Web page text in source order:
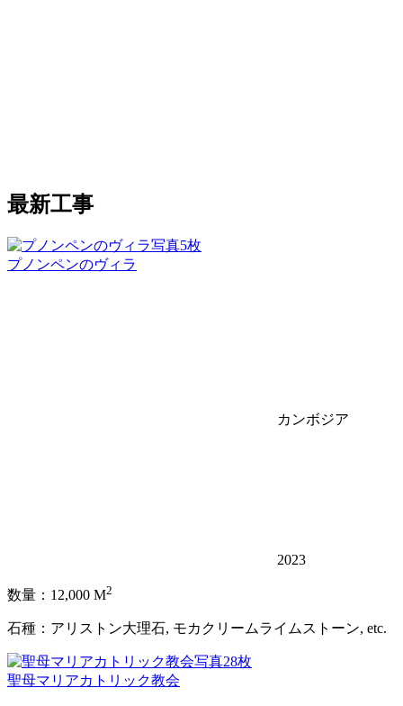
最新工事
写真5枚
プノンペンのヴィラ
カンボジア
2023
数量：12,000 M2
石種：アリストン大理石, モカクリームライムストーン, etc.
写真28枚
聖母マリアカトリック教会